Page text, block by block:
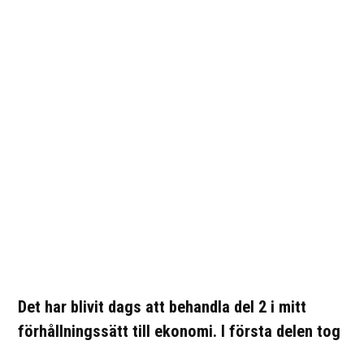
Det har blivit dags att behandla del 2 i mitt
förhållningssätt till ekonomi. I första delen tog